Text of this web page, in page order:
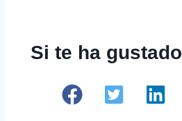
Si te ha